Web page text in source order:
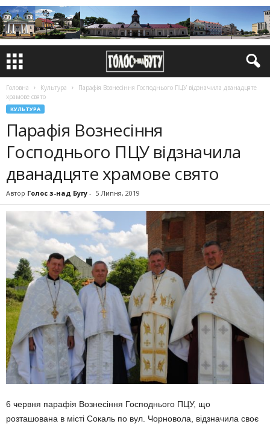
Головна Культура
Парафія Вознесіння Господнього ПЦУ відзначила дванадцяте
храмове свято
КУЛЬТУРА
Парафія Вознесіння
Господнього ПЦУ відзначила
дванадцяте храмове свято
Автор Голос з-над Бугу - 5 Липня, 2019
6 червня парафія Вознесіння Господнього ПЦУ, що
розташована в місті Сокаль по вул. Чорновола, відзначила своє